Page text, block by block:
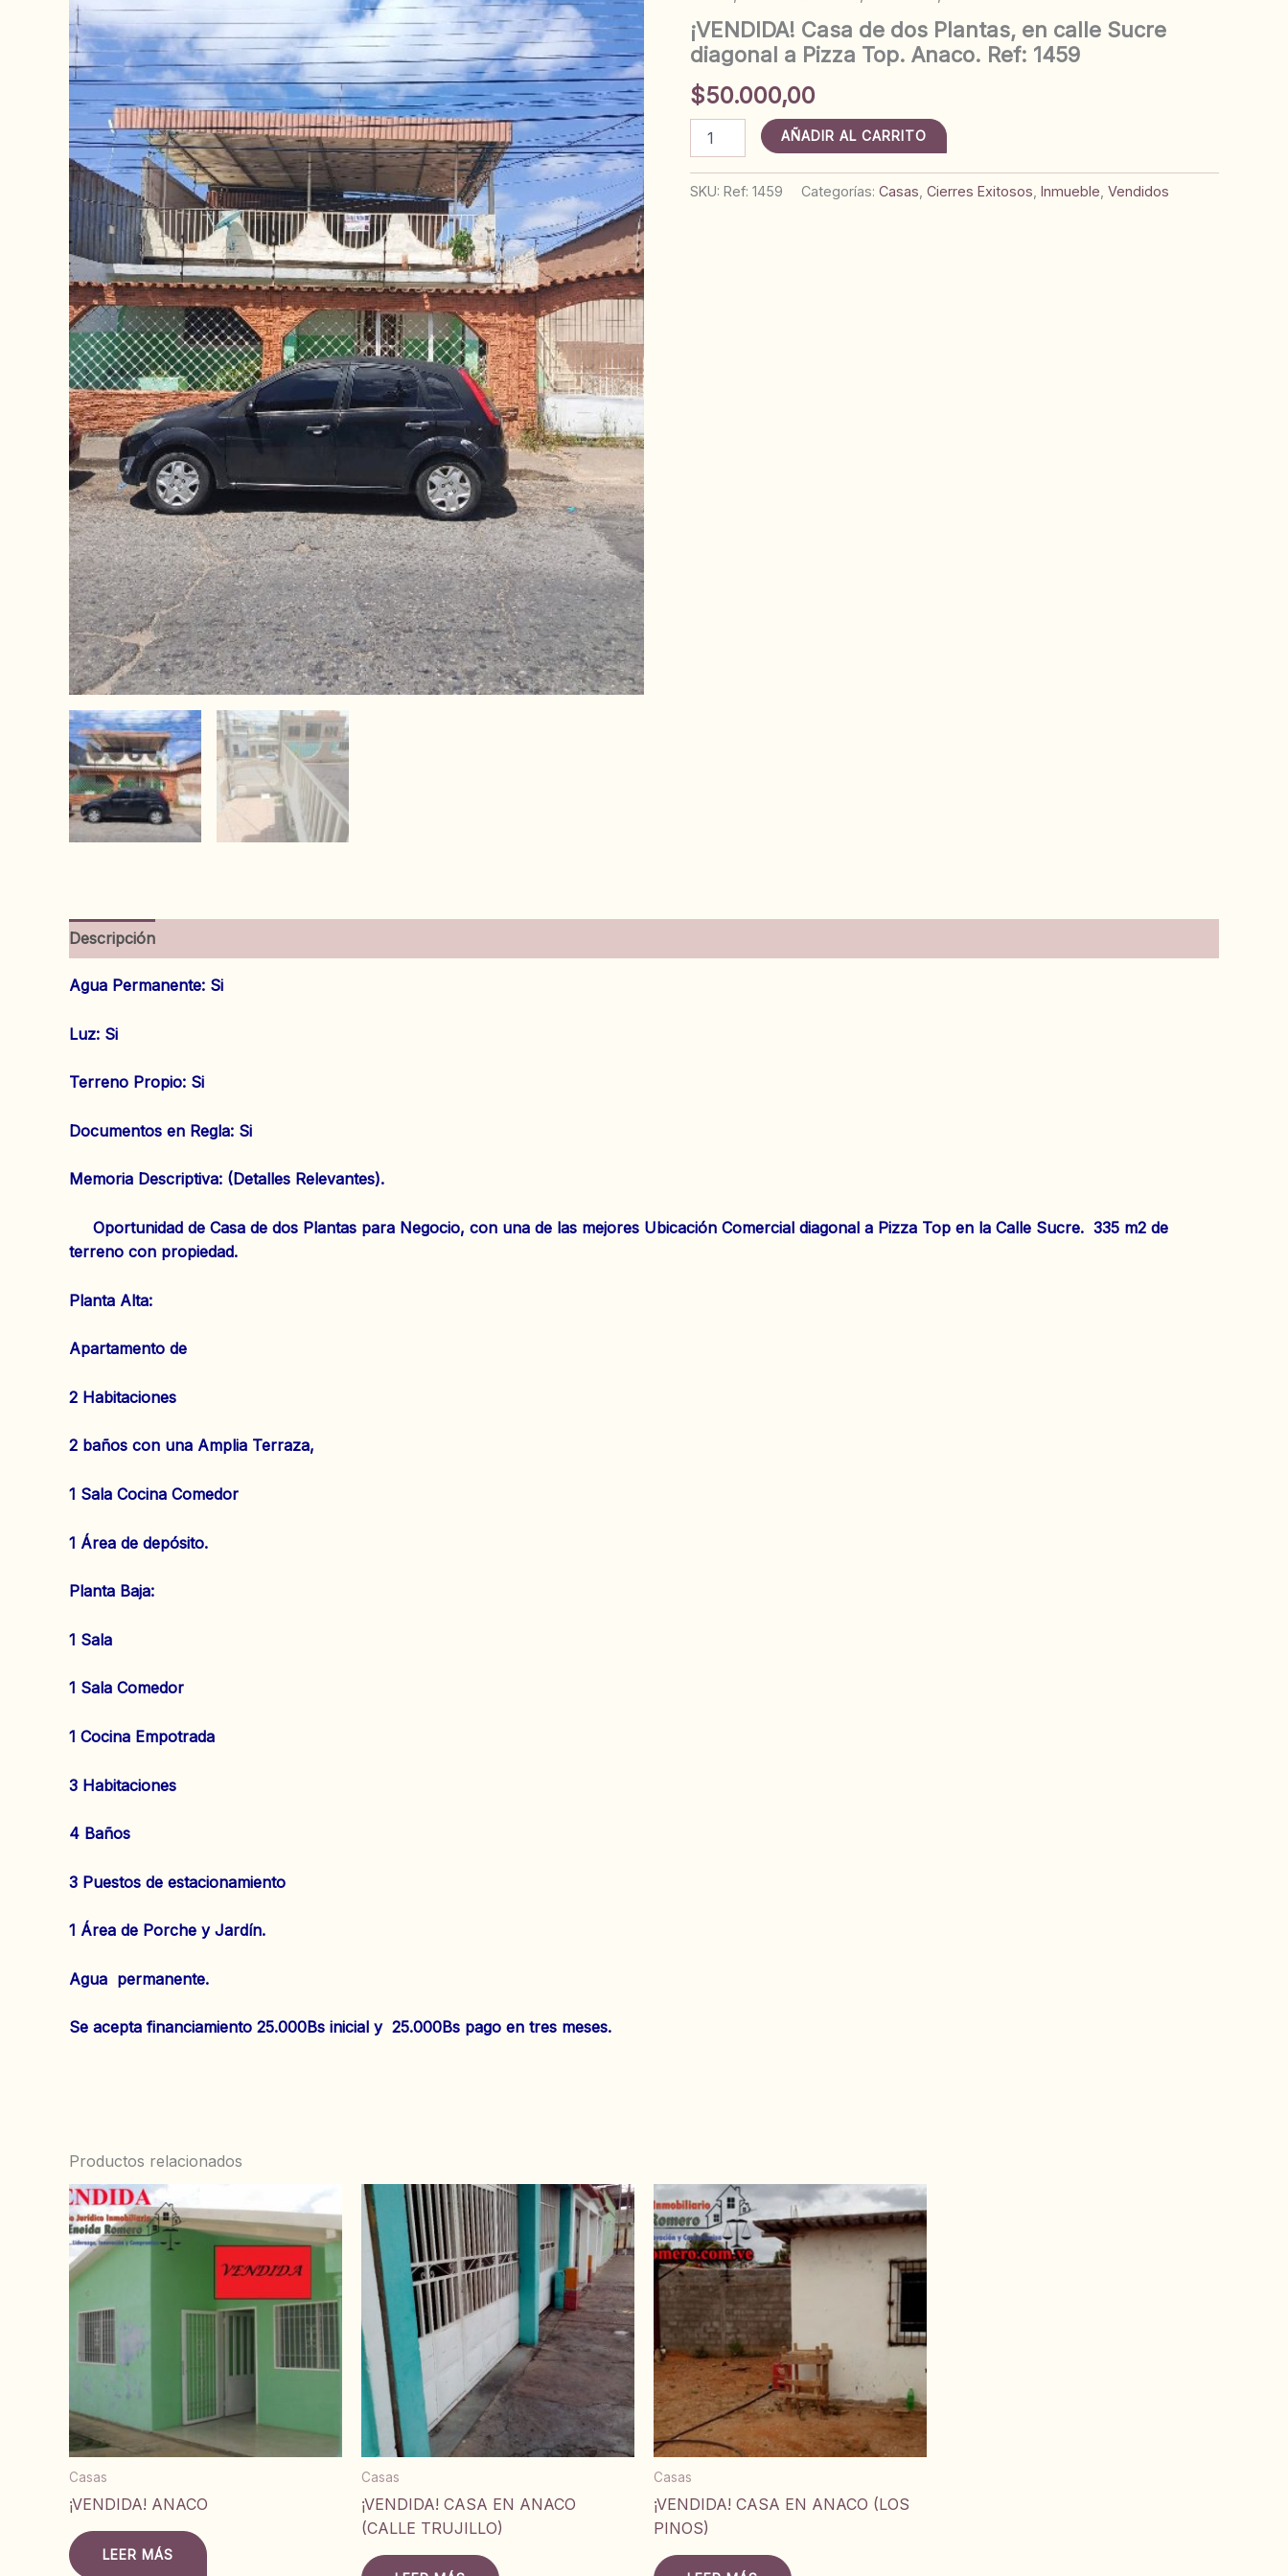
¡VENDIDA! Casa de dos Plantas, en calle Sucre
diagonal a Pizza Top. Anaco. Ref: 1459
$50.000,00
Casa
dos
AÑADIR AL CARRITO
SKU: Ref: 1459 Categorías: Casas Cierres Exitosos Inmueble Vendidos
Descripción
Agua Permanente: Si
‌Luz: Si
‌Terreno Propio: Si
‌Documentos en Regla: Si
‌Memoria Descriptiva: (Detalles Relevantes).
Oportunidad de Casa de dos Plantas para Negocio, con una de las mejores Ubicación Comercial diagonal a Pizza Top en la Calle Sucre. 335 m2 de
terreno con propiedad.
Planta Alta:
Apartamento de
2 Habitaciones
2 baños con una Amplia Terraza,
1 Sala Cocina Comedor
1 Área de depósito.
Planta Baja:
1 Sala
1 Sala Comedor
1 Cocina Empotrada
3 Habitaciones
4 Baños
3 Puestos de estacionamiento
1 Área de Porche y Jardín.
Agua permanente.
Se acepta financiamiento 25.000Bs inicial y 25.000Bs pago en tres meses.
Productos relacionados
Casas
¡VENDIDA! ANACO
LEER MÁS
Casas
¡VENDIDA! CASA EN ANACO
(CALLE TRUJILLO)
Casas
¡VENDIDA! CASA EN ANACO (LOS
PINOS)